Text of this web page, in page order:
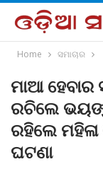
Home ସମାଚାର
ମାଆ
ରଚିଲେ
ରହିଲେ ମହିଳା
ଘଟଣା